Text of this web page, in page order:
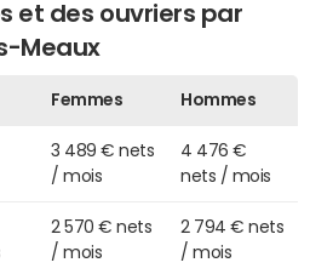
et des ouvriers par
Meaux
Femmes Hommes
3 489 € nets
/ mois
4 476 €
nets / mois
2 570 € nets
/ mois
2 794 € nets
/ mois